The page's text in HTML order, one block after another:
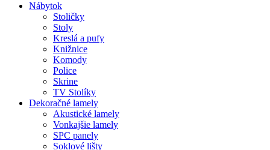
Nábytok
Stoličky
Stoly
Kreslá a pufy
Knižnice
Komody
Police
Skrine
TV Stolíky
Dekoračné lamely
Akustické lamely
Vonkajšie lamely
SPC panely
Soklové lišty